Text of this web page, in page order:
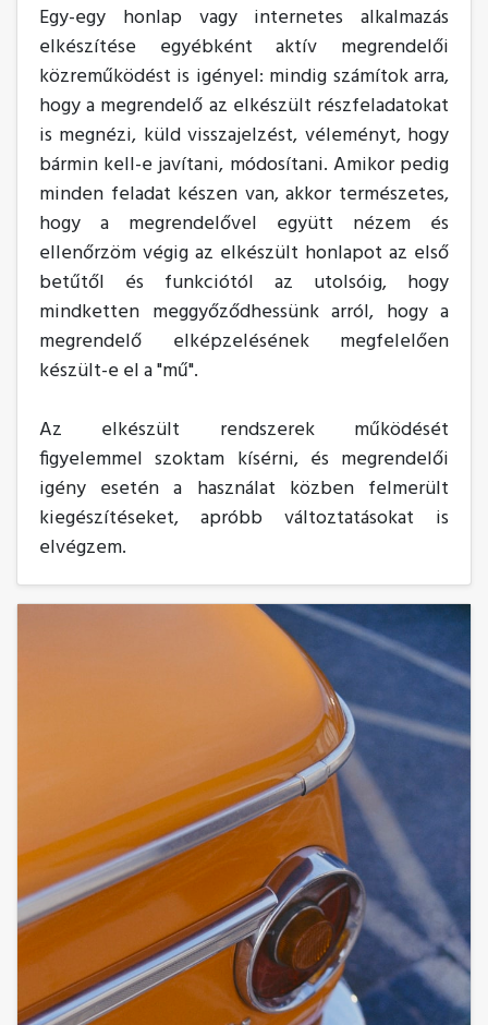
Egy-egy honlap vagy internetes alkalmazás
elkészítése egyébként aktív megrendelői
közreműködést is igényel: mindig számítok arra,
hogy a megrendelő az elkészült részfeladatokat
is megnézi, küld visszajelzést, véleményt, hogy
bármin kell-e javítani, módosítani. Amikor pedig
minden feladat készen van, akkor természetes,
hogy a megrendelővel együtt nézem és
ellenőrzöm végig az elkészült honlapot az első
betűtől és funkciótól az utolsóig, hogy
mindketten meggyőződhessünk arról, hogy a
megrendelő elképzelésének megfelelően
készült-e el a "mű".
Az elkészült rendszerek működését
figyelemmel szoktam kísérni, és megrendelői
igény esetén a használat közben felmerült
kiegészítéseket, apróbb változtatásokat is
elvégzem.